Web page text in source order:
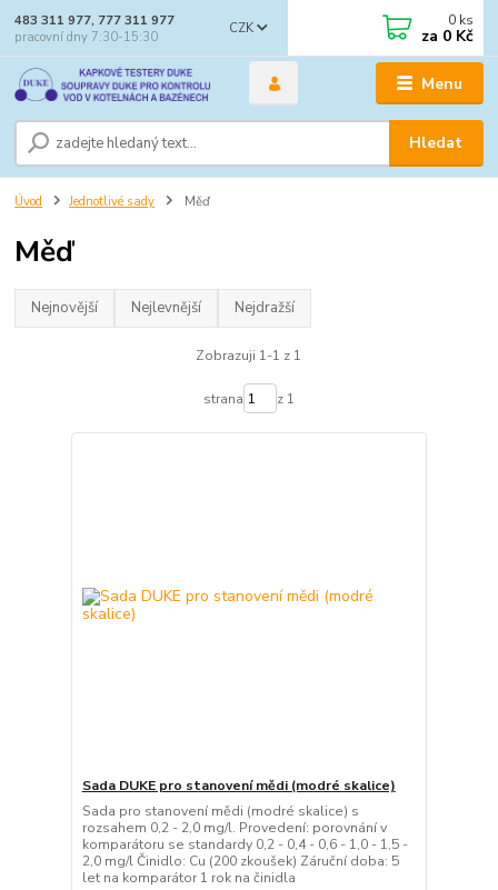
Menu
CZK
Hledat
483 311 977, 777 311 977
pracovní dny 7:30-15:30
0 ks
za 0 Kč
Úvod Jednotlivé sady Měď
Měď
Nejnovější Nejlevnější Nejdražší
Zobrazuji 1-1 z 1
strana z 1
Sada DUKE pro stanovení mědi (modré skalice)
Sada pro stanovení mědi (modré skalice) s
rozsahem 0,2 - 2,0 mg/l. Provedení: porovnání v
komparátoru se standardy 0,2 - 0,4 - 0,6 - 1,0 - 1,5 -
2,0 mg/l Činidlo: Cu (200 zkoušek) Záruční doba: 5
let na komparátor 1 rok na činidla